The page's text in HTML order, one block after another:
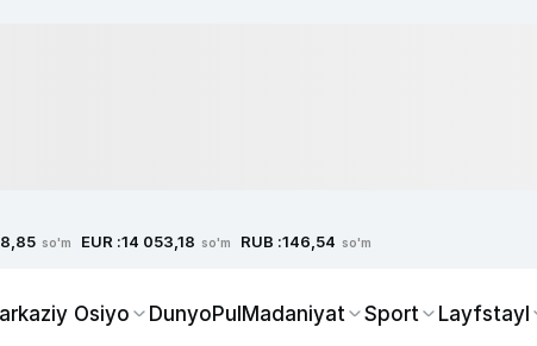
so'm EUR :14 053,18 so'm RUB :146,54 so'm
Osiyo DunyoPulMadaniyat Sport Layfstayl